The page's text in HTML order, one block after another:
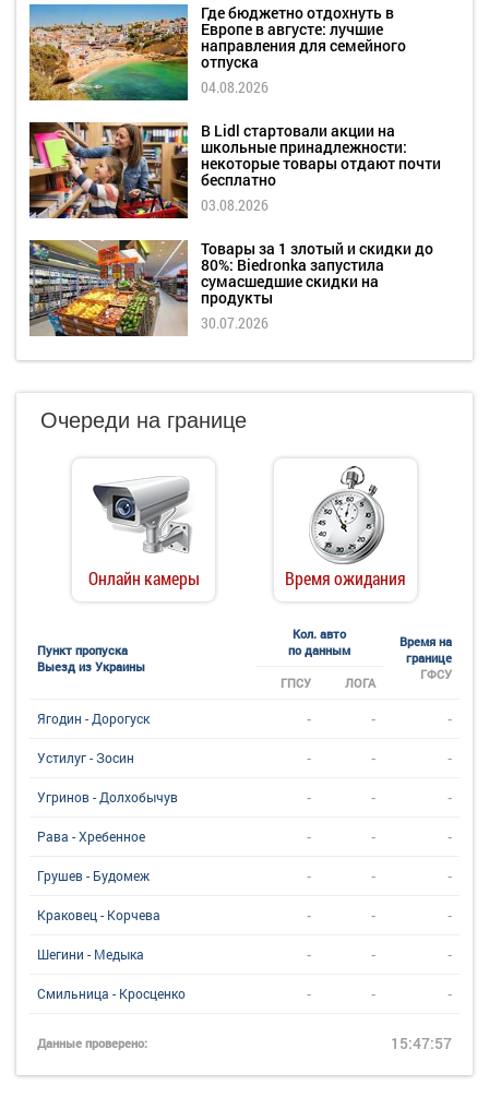
Где бюджетно отдохнуть в
Европе в августе: лучшие
направления для семейного
отпуска
04.08.2026
В Lidl стартовали акции на
школьные принадлежности:
некоторые товары отдают почти
бесплатно
03.08.2026
Товары за 1 злотый и скидки до
80%: Biedronka запустила
сумасшедшие скидки на
продукты
30.07.2026
Очереди на границе
Онлайн камеры Время ожидания
Пункт пропуска
Выезд из Украины
Кол. авто
по данным
Время на
границе
ГФСУ
ГПСУ ЛОГА
Ягодин - Дорогуск - - -
Устилуг - Зосин - - -
Угринов - Долхобычув - - -
Рава - Хребенное - - -
Грушев - Будомеж - - -
Краковец - Корчева - - -
Шегини - Медыка - - -
Смильница - Кросценко - - -
Данные проверено: 15:47:57